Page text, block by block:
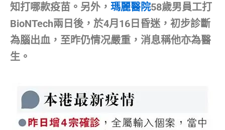
知打哪款疫苗。另外， 瑪麗醫院58歲男員工打
BioNTech兩日後，於4月16日昏迷，初步診斷
為腦出血，至昨仍情况嚴重，消息稱他亦為醫
生。